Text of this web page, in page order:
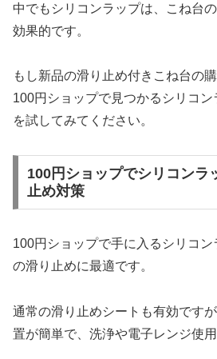
中でもシリコンラップは、こね台
効果的です。
もし新品の滑り止め付きこね台の
100円ショップで見つかるシリコ
を試してみてください。
100円ショップでシリコンラ
止め対策
100円ショップで手に入るシリコ
の滑り止めに最適です。
通常の滑り止めシートも有効です
置が簡単で、洗浄や電子レンジ使用